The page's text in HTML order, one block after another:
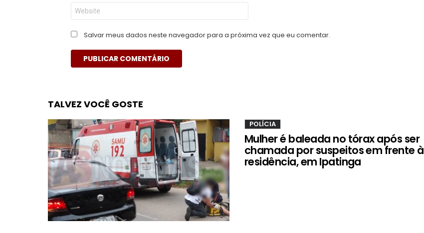
Site
Salvar meus dados neste navegador para a próxima vez que eu comentar.
TALVEZ VOCÊ GOSTE
POLÍCIA
Mulher é baleada no tórax após ser
chamada por suspeitos em frente à
residência, em Ipatinga